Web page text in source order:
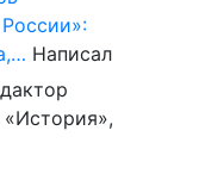
Написал
«История»,